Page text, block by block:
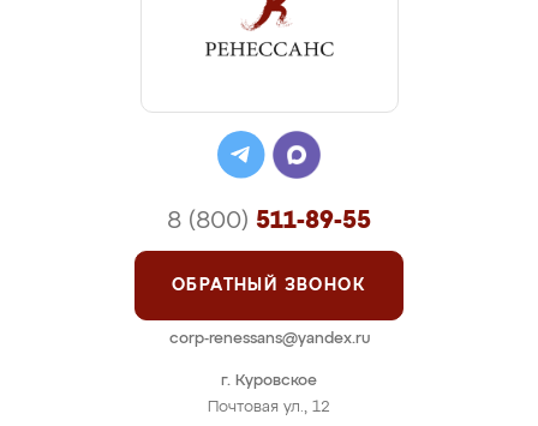
г. Куровское
Почтовая ул., 12
8 (800) 511-89-55
ОБРАТНЫЙ ЗВОНОК
corp-renessans@yandex.ru